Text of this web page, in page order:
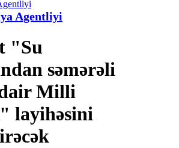
Agentliyi
"Su
səmərəli
Milli
layihəsini